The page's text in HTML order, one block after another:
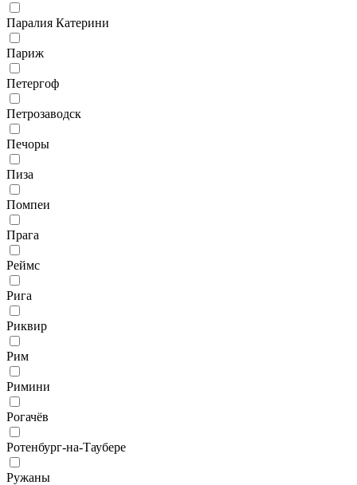
Паралия Катерини
Париж
Петергоф
Петрозаводск
Печоры
Пиза
Помпеи
Прага
Реймс
Рига
Риквир
Рим
Римини
Рогачёв
Ротенбург-на-Таубере
Ружаны